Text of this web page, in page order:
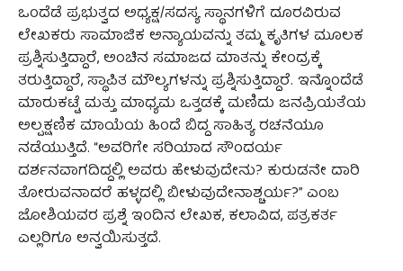
ಒಂದೆಡೆ ಪ್ರಭುತ್ವದ ಅಧ್ಯಕ್ಷ/ಸದಸ್ಯ ಸ್ಥಾನಗಳಿಗೆ ದೂರವಿರುವ
ಲೇಖಕರು ಸಾಮಾಜಿಕ ಅನ್ಯಾಯವನ್ನು ತಮ್ಮ ಕೃತಿಗಳ ಮೂಲಕ
ಪ್ರಶ್ನಿಸುತ್ತಿದ್ದಾರೆ, ಅಂಚಿನ ಸಮಾಜದ ಮಾತನ್ನು ಕೇಂದ್ರಕ್ಕೆ
ತರುತ್ತಿದ್ದಾರೆ, ಸ್ಥಾಪಿತ ಮೌಲ್ಯಗಳನ್ನು ಪ್ರಶ್ನಿಸುತ್ತಿದ್ದಾರೆ. ಇನ್ನೊಂದೆಡೆ
ಮಾರುಕಟ್ಟೆ ಮತ್ತು ಮಾಧ್ಯಮ ಒತ್ತಡಕ್ಕೆ ಮಣಿದು ಜನಪ್ರಿಯತೆಯ
ಅಲ್ಪಕ್ಷಣಿಕ ಮಾಯೆಯ ಹಿಂದೆ ಬಿದ್ದ ಸಾಹಿತ್ಯ ರಚನೆಯೂ
ನಡೆಯುತ್ತಿದೆ. “ಅವರಿಗೇ ಸರಿಯಾದ ಸೌಂದರ್ಯ
ದರ್ಶನವಾಗದಿದ್ದಲ್ಲಿ ಅವರು ಹೇಳುವುದೇನು? ಕುರುಡನೇ ದಾರಿ
ತೋರುವನಾದರೆ ಹಳ್ಳದಲ್ಲಿ ಬೀಳುವುದೇನಾಶ್ಚರ್ಯ?” ಎಂಬ
ಜೋಶಿಯವರ ಪ್ರಶ್ನೆ ಇಂದಿನ ಲೇಖಕ, ಕಲಾವಿದ, ಪತ್ರಕರ್ತ
ಎಲ್ಲರಿಗೂ ಅನ್ವಯಿಸುತ್ತದೆ.